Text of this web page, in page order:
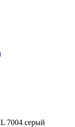
7004 серый